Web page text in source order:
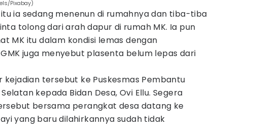
Pixabay)
ia sedang menenun di rumahnya dan tiba-tiba
tolong dari arah dapur di rumah MK. Ia pun
MK itu dalam kondisi lemas dengan
juga menyebut plasenta belum lepas dari
kejadian tersebut ke Puskesmas Pembantu
kepada Bidan Desa, Ovi Ellu. Segera
bersama perangkat desa datang ke
yang baru dilahirkannya sudah tidak